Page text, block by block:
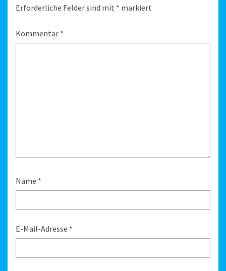
Erforderliche Felder sind mit * markiert
Kommentar *
Name *
E-Mail-Adresse *